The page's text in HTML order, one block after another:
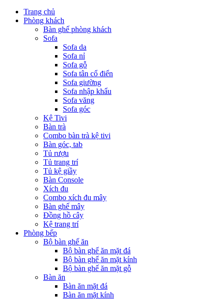
Trang chủ
Phòng khách
Bàn ghế phòng khách
Sofa
Sofa da
Sofa nỉ
Sofa gỗ
Sofa tân cổ điển
Sofa giường
Sofa nhập khẩu
Sofa văng
Sofa góc
Kệ Tivi
Bàn trà
Combo bàn trà kệ tivi
Bàn góc, tab
Tủ rượu
Tủ trang trí
Tủ kệ giầy
Bàn Console
Xích đu
Combo xích đu mây
Bàn ghế mây
Đồng hồ cây
Kệ trang trí
Phòng bếp
Bộ bàn ghế ăn
Bộ bàn ghế ăn mặt đá
Bộ bàn ghế ăn mặt kính
Bộ bàn ghế ăn mặt gỗ
Bàn ăn
Bàn ăn mặt đá
Bàn ăn mặt kính